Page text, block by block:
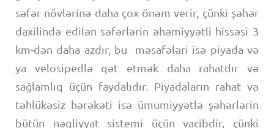
səfər növlərinə daha çox önəm verir, çünki şəhər
daxilində edilən səfərlərin əhəmiyyətli hissəsi 3
km-dən daha azdır, bu məsafələri isə piyada və
ya velosipedlə qət etmək daha rahatdır və
sağlamlıq üçün faydalıdır. Piyadaların rahat və
təhlükəsiz hərəkəti isə ümumiyyətlə şəhərlərin
bütün nəqliyyat sistemi üçün vacibdir, çünki